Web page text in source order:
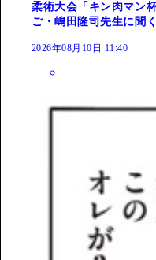
柔術大会「キン肉マン
ご・嶋田隆司先生に聞
2026年08月10日 11:40